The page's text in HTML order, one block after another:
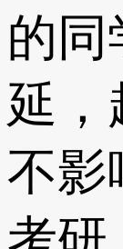
的同
延，
不影